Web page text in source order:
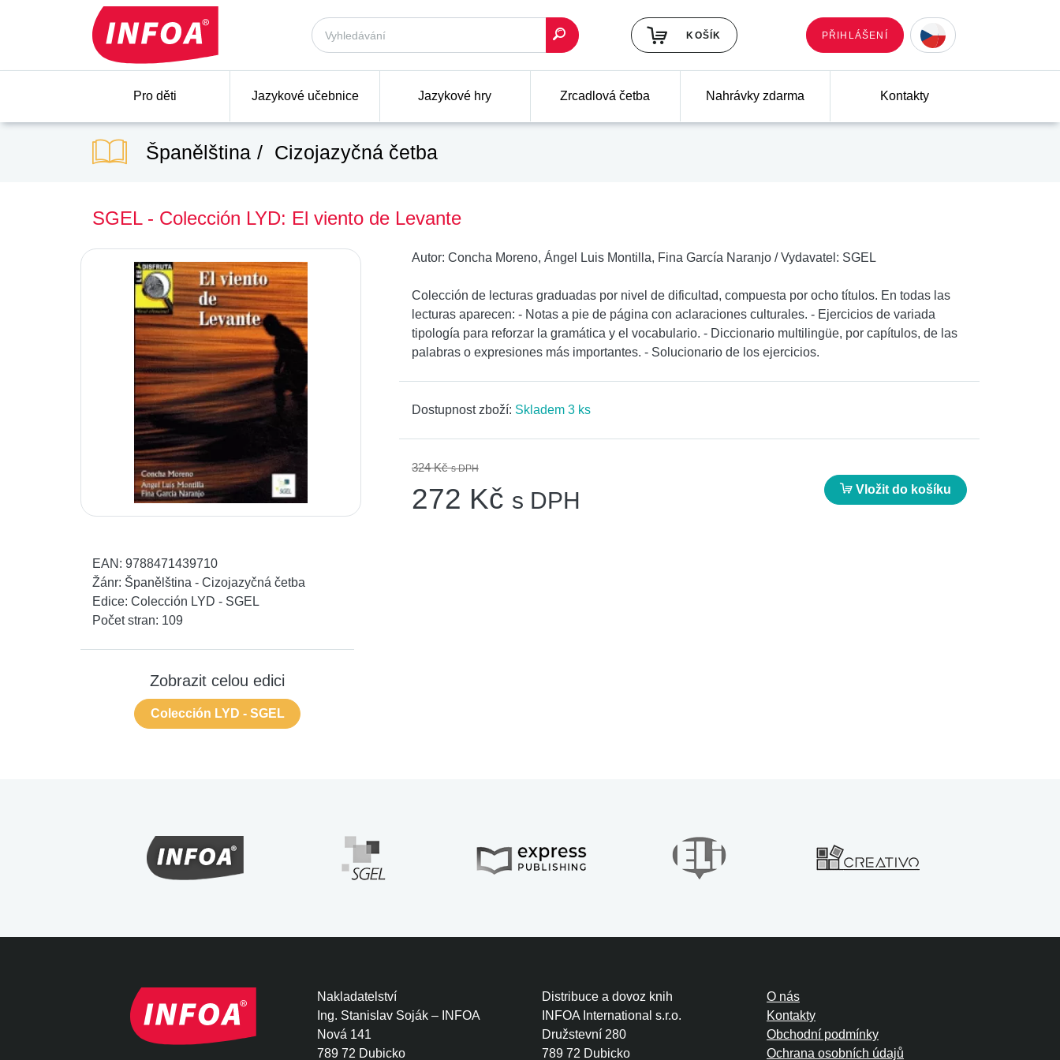
KOŠÍK PŘIHLÁŠENÍ
Pro děti Jazykové učebnice Jazykové hry Zrcadlová četba Nahrávky zdarma Kontakty
Španělština Cizojazyčná četba
SGEL - Colección LYD: El viento de Levante
Autor: Concha Moreno, Ángel Luis Montilla, Fina García Naranjo /Vydavatel: SGEL
Colección de lecturas graduadas por nivel de dificultad, compuesta por ocho títulos. En todas las
lecturas aparecen: - Notas a pie de página con aclaraciones culturales. - Ejercicios de variada
tipología para reforzar la gramática y el vocabulario. - Diccionario multilingüe, por capítulos, de las
palabras o expresiones más importantes. - Solucionario de los ejercicios.
Dostupnost zboží: Skladem 3 ks
324 Kčs DPH
272 Kč s DPH Vložit do košíku
EAN: 9788471439710
Žánr: Španělština - Cizojazyčná četba
Edice: Colección LYD - SGEL
Počet stran: 109
Zobrazit celou edici
Colección LYD - SGEL
Nakladatelství
Ing. Stanislav Soják – INFOA
Nová 141
789 72 Dubicko
Distribuce a dovoz knih
INFOA International s.r.o.
Družstevní 280
789 72 Dubicko
O nás
Kontakty
Obchodní podmínky
Ochrana osobních údajů